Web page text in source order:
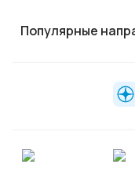
Популярные